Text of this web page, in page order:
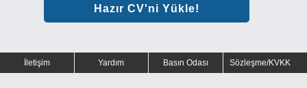
Hazır CV'ni Yükle!
İletişim Yardım Basın Odası Sözleşme/KVKK